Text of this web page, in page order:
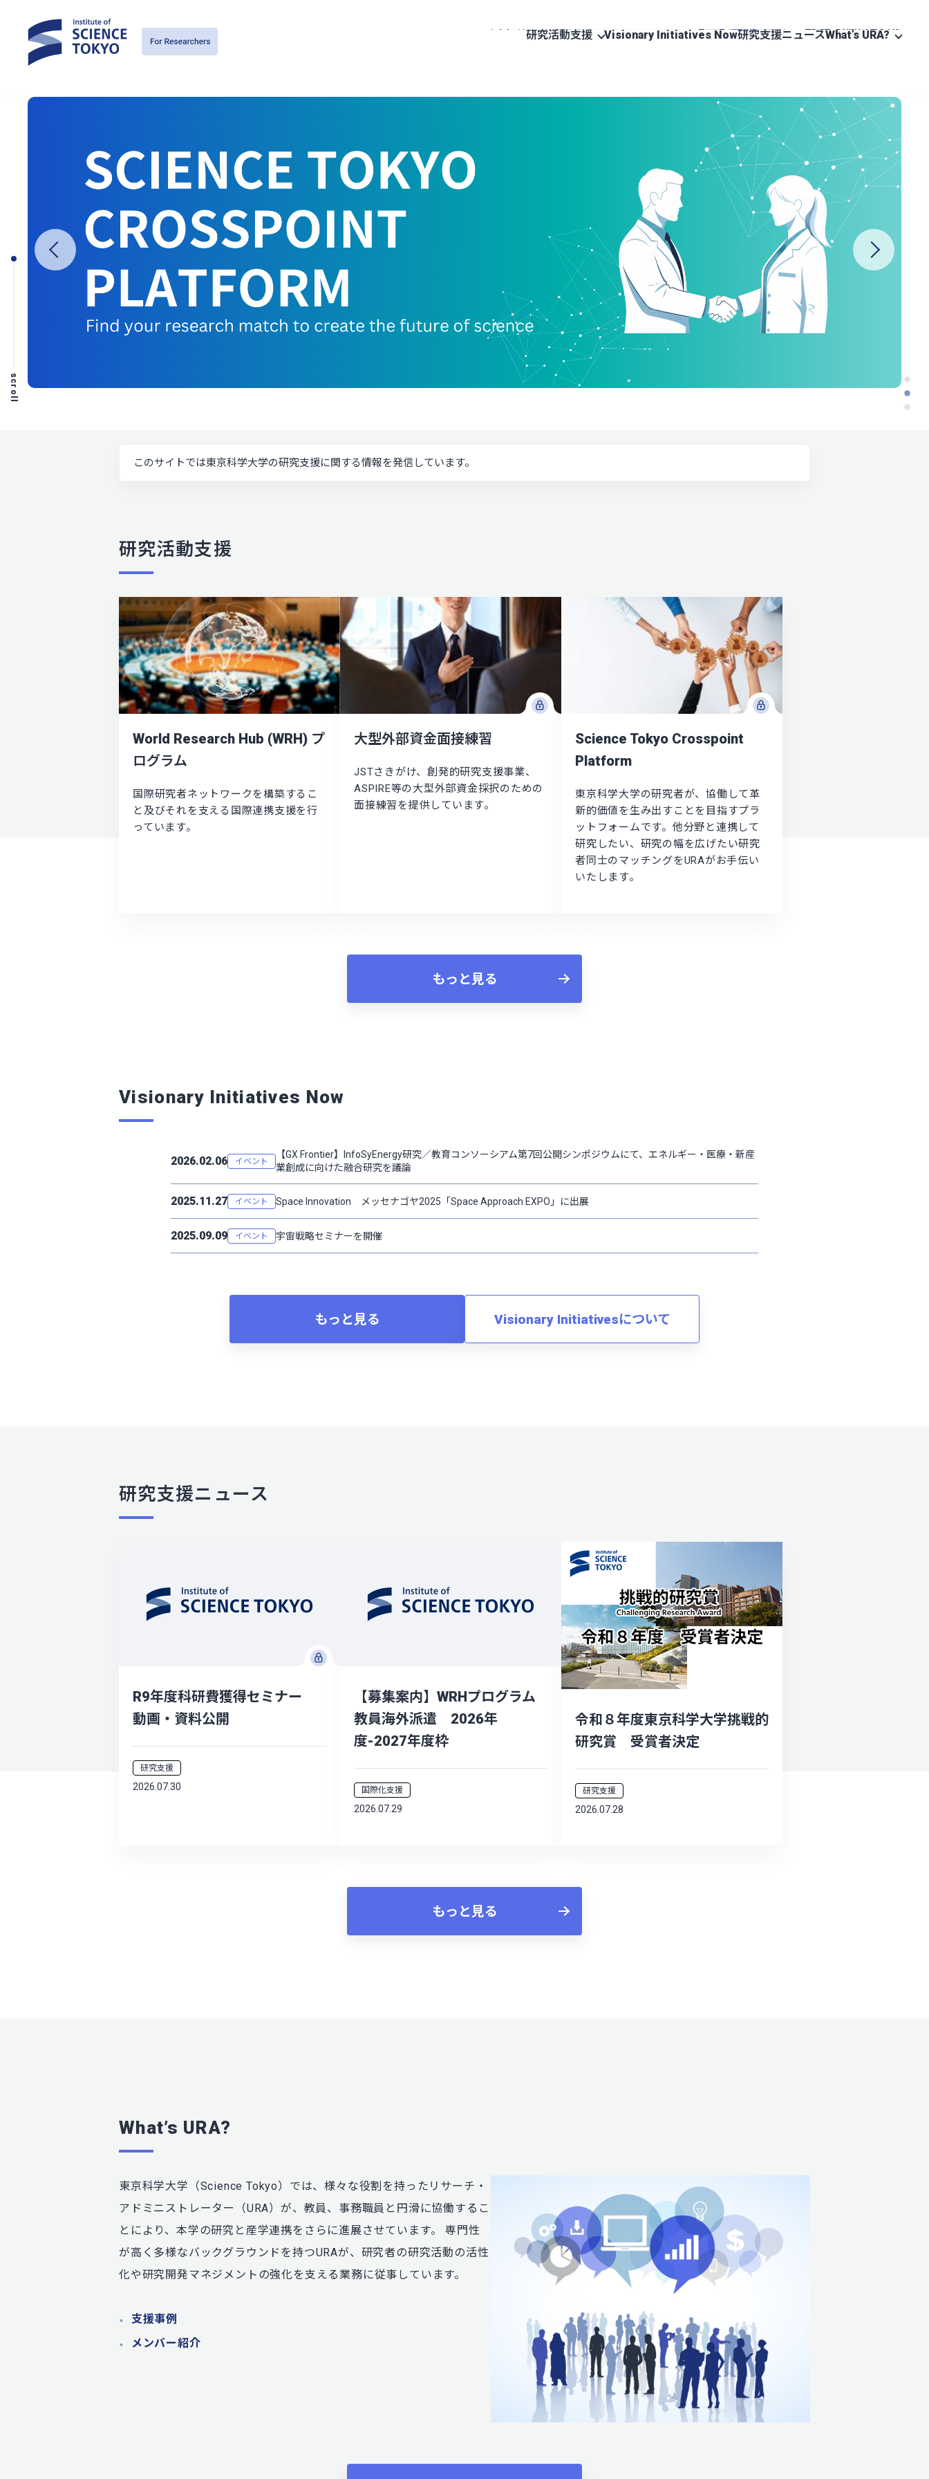
JA EN お問い合わせ
研究活動支援 Visionary Initiatives Now研究支援ニュースWhat’s URA?
scroll
このサイトでは東京科学大学の研究支援に関する情報を発信しています。
研究活動支援
World Research Hub (WRH) プ
ログラム
国際研究者ネットワークを構築するこ
と及びそれを支える国際連携支援を行
っています。
大型外部資金面接練習
JSTさきがけ、創発的研究支援事業、
ASPIRE等の大型外部資金採択のための
面接練習を提供しています。
Science Tokyo Crosspoint
Platform
東京科学大学の研究者が、協働して革
新的価値を生み出すことを目指すプラ
ットフォームです。他分野と連携して
研究したい、研究の幅を広げたい研究
者同士のマッチングをURAがお手伝い
いたします。
もっと見る
Visionary Initiatives Now
2026.02.06 イベント
【GX Frontier】InfoSyEnergy研究／教育コンソーシアム第7回公開シンポジウムにて、エネルギー・医療・新産
業創成に向けた融合研究を議論
2025.11.27 イベント Space Innovation メッセナゴヤ2025「Space Approach EXPO」に出展
2025.09.09 イベント 宇宙戦略セミナーを開催
もっと見る Visionary Initiativesについて
研究支援ニュース
R9年度科研費獲得セミナー
動画・資料公開
研究支援
2026.07.30
【募集案内】WRHプログラム
教員海外派遣 2026年
度-2027年度枠
国際化支援
2026.07.29
令和８年度東京科学大学挑戦的
研究賞 受賞者決定
研究支援
2026.07.28
もっと見る
What’s URA?
東京科学大学（Science Tokyo）では、様々な役割を持ったリサーチ・
アドミニストレーター（URA）が、教員、事務職員と円滑に協働するこ
とにより、本学の研究と産学連携をさらに進展させています。 専門性
が高く多様なバックグラウンドを持つURAが、研究者の研究活動の活性
化や研究開発マネジメントの強化を支える業務に従事しています。
支援事例
メンバー紹介